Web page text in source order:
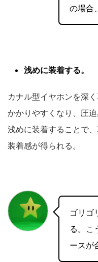
の場合
浅めに装着する。
カナル型イヤホンを深
かかりやすくなり、圧
浅めに装着することで
装着感が得られる。
ゴリゴ
る。こ
ースが